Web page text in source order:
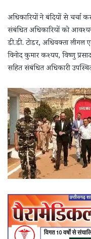
अधिकारियों ने बंदियों से
संबंधित अधिकारियों को
डी.डी. टोडर, अधिवक्ता
विनोद कुमार कश्यप, विष्णु
सहित संबंधित अधिकारी